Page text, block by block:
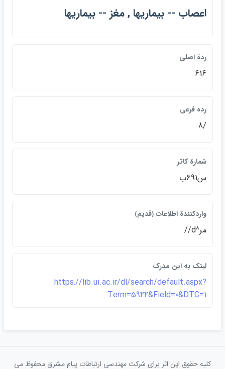
اعصاب -- بيماريها , مغز -- بيماريها
ردة اصلي
616
رده فرعي
/8
شمارة كاتر
س691ب
واردكنندة اطلاعات ﴿قديم﴾
مر^d//
لينک به اين مدرک
https://lib.ui.ac.ir/dl/search/default.aspx?
Term=5944&Field=0&DTC=1
کلیه حقوق این اثر برای شرکت مهندسی ارتباطات پيام مشرق محفوظ می